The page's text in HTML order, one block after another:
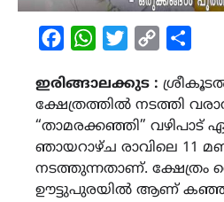
FacebookWhatsAppTwitterCopy
ഇരിങ്ങാലക്കുട :
ക്ഷേത്രത്തിൽ നടത്തി
“താമരക്കഞ്ഞി” വഴിപാട്
ഞായറാഴ്‌ച രാവിലെ 11
നടത്തുന്നതാണ്. ക്ഷേത്രം
ഊട്ടുപുരയിൽ ആണ്